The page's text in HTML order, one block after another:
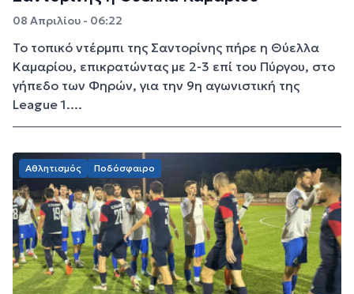
08 Απριλίου - 06:22
Το τοπικό ντέρμπι της Σαντορίνης πήρε η Θύελλα
Καμαρίου, επικρατώντας με 2-3 επί του Πύργου, στο
γήπεδο των Φηρών, για την 9η αγωνιστική της
League 1....
Αθλητισμός Ποδόσφαιρο